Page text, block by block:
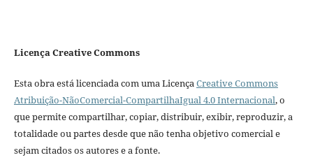
Licença Creative Commons
Esta obra está licenciada com uma LicençaCreative Commons
Atribuição-NãoComercial-CompartilhaIgual 4.0 Internacional, o
que permite compartilhar, copiar, distribuir, exibir, reproduzir, a
totalidade ou partes desde que não tenha objetivo comercial e
sejam citados os autores e a fonte.